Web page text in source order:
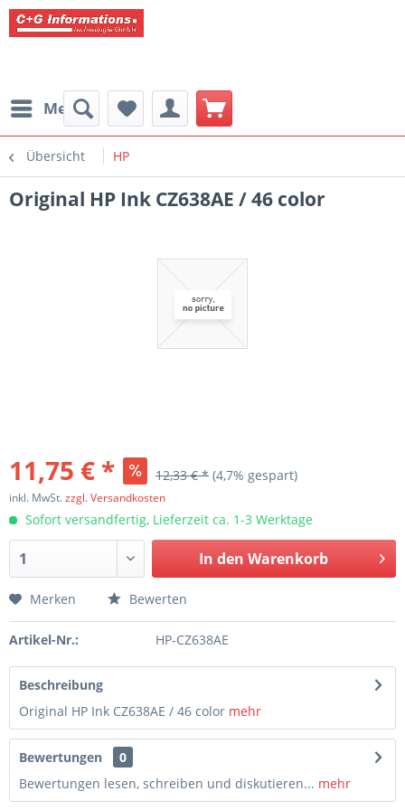
Menü
Übersicht HP
Original HP Ink CZ638AE / 46 color
11,75 € * 12,33 € * (4,7% gespart)
inkl. MwSt.zzgl. Versandkosten
Sofort versandfertig, Lieferzeit ca. 1-3 Werktage
In den Warenkorb
Merken Bewerten
Artikel-Nr.: HP-CZ638AE
Beschreibung
Original HP Ink CZ638AE / 46 color mehr
Bewertungen
0
Bewertungen lesen, schreiben und diskutieren... mehr